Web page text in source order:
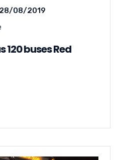
28/08/2019
120 buses Red